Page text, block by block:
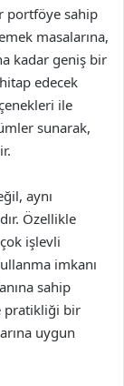
portföye sahip
masalarına,
kadar geniş bir
edecek
ile
sunarak,
aynı
Özellikle
işlevli
imkanı
sahip
pratikliği bir
uygun